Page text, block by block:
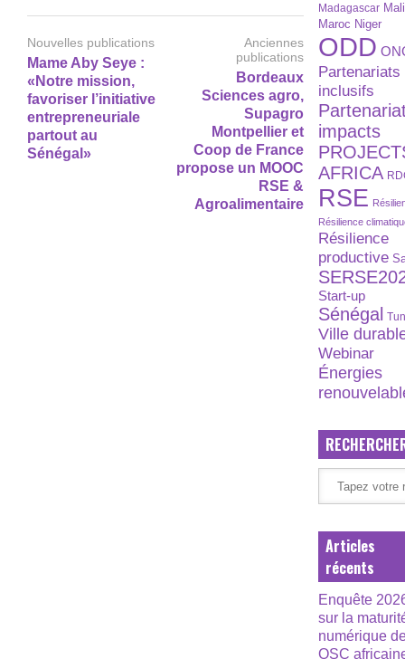
Nouvelles publications
Mame Aby Seye :
«Notre mission,
favoriser l’initiative
entrepreneuriale
partout au
Sénégal»
Anciennes
publications
Bordeaux
Sciences agro,
Supagro
Montpellier et
Coop de France
propose un MOOC
RSE &
Agroalimentaire
Madagascar Mali
Maroc Niger
ODD
Partenariats
inclusifs
impacts
AFRICA
RSE
Résilience
Résilience
productive
Start-up
Sénégal
Ville
Webinar
Énergies
Articles
récents
Enquête
sur la
numérique
OSC